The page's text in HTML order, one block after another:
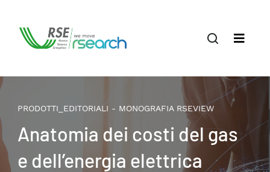
PRODOTTI_EDITORIALI - MONOGRAFIA RSEVIEW
Il terziario privato nella
transizione energetica: